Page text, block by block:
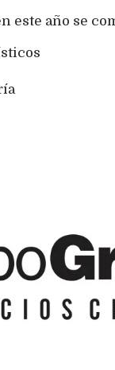
este año se